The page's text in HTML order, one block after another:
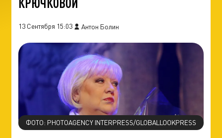
13 Сентября 15:03 Антон Болин
ФОТО: PHOTOAGENCY INTERPRESS/GLOBALLOOKPRESS